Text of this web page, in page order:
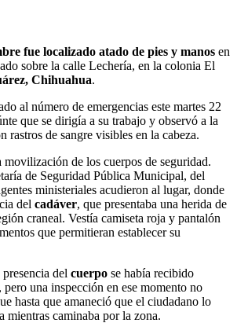
fue localizado atado de pies y manos en
sobre la calle Lechería, en la colonia El
Chihuahua.
al número de emergencias este martes 22
que se dirigía a su trabajo y observó a la
rastros de sangre visibles en la cabeza.
movilización de los cuerpos de seguridad.
de Seguridad Pública Municipal, del
ministeriales acudieron al lugar, donde
del cadáver, que presentaba una herida de
craneal. Vestía camiseta roja y pantalón
que permitieran establecer su
del cuerpo se había recibido
pero una inspección en ese momento no
hasta que amaneció que el ciudadano lo
mientras caminaba por la zona.